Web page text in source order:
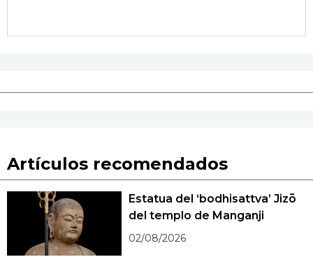
Artículos recomendados
Estatua del ‘bodhisattva’ Jizō
del templo de Manganji
02/08/2026